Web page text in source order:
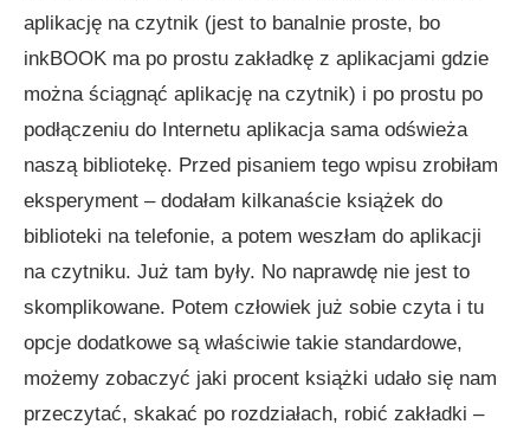
aplikację na czytnik (jest to banalnie proste, bo
inkBOOK ma po prostu zakładkę z aplikacjami gdzie
można ściągnąć aplikację na czytnik) i po prostu po
podłączeniu do Internetu aplikacja sama odświeża
naszą bibliotekę. Przed pisaniem tego wpisu zrobiłam
eksperyment – dodałam kilkanaście książek do
biblioteki na telefonie, a potem weszłam do aplikacji
na czytniku. Już tam były. No naprawdę nie jest to
skomplikowane. Potem człowiek już sobie czyta i tu
opcje dodatkowe są właściwie takie standardowe,
możemy zobaczyć jaki procent książki udało się nam
przeczytać, skakać po rozdziałach, robić zakładki –